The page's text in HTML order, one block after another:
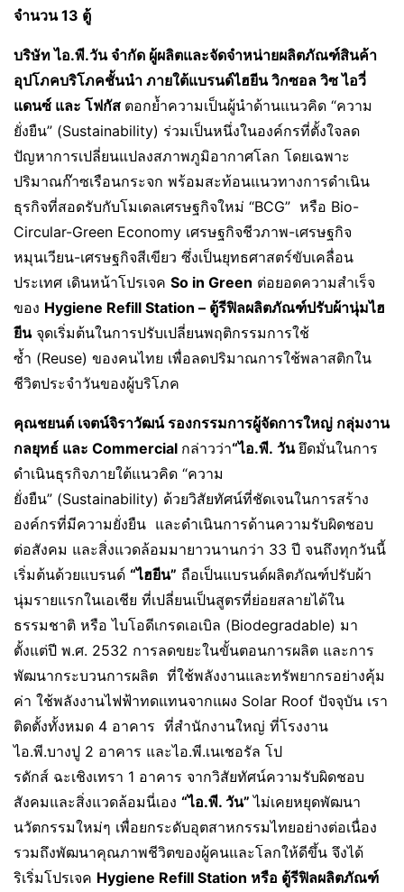
จำนวน 13 ตู้
บริษัท ไอ.พี.วัน จำกัด ผู้ผลิตและจัดจำหน่ายผลิตภัณฑ์สินค้า
อุปโภคบริโภคชั้นนำ ภายใต้แบรนด์ไฮยีน วิกซอล วิซ ไอวี่
แดนซ์ และ โฟกัส ตอกย้ำความเป็นผู้นำด้านแนวคิด “ความ
ยั่งยืน” (Sustainability) ร่วมเป็นหนึ่งในองค์กรที่ตั้งใจลด
ปัญหาการเปลี่ยนแปลงสภาพภูมิอากาศโลก โดยเฉพาะ
ปริมาณก๊าซเรือนกระจก พร้อมสะท้อนแนวทางการดำเนิน
ธุรกิจที่สอดรับกับโมเดลเศรษฐกิจใหม่ “BCG” หรือ Bio-
Circular-Green Economy เศรษฐกิจชีวภาพ-เศรษฐกิจ
หมุนเวียน-เศรษฐกิจสีเขียว ซึ่งเป็นยุทธศาสตร์ขับเคลื่อน
ประเทศ เดินหน้าโปรเจค So in Green ต่อยอดความสำเร็จ
ของ Hygiene Refill Station – ตู้รีฟิลผลิตภัณฑ์ปรับผ้านุ่มไฮ
ยีนจุดเริ่มต้นในการปรับเปลี่ยนพฤติกรรมการใช้
ซ้ำ (Reuse) ของคนไทย เพื่อลดปริมาณการใช้พลาสติกใน
ชีวิตประจำวันของผู้บริโภค
คุณชยนต์ เจตน์จิราวัฒน์ รองกรรมการผู้จัดการใหญ่ กลุ่มงาน
กลยุทธ์ และ Commercial กล่าวว่า“ไอ.พี. วันยึดมั่นในการ
ดำเนินธุรกิจภายใต้แนวคิด “ความ
ยั่งยืน” (Sustainability) ด้วยวิสัยทัศน์ที่ชัดเจนในการสร้าง
องค์กรที่มีความยั่งยืน และดำเนินการด้านความรับผิดชอบ
ต่อสังคม และสิ่งแวดล้อมมายาวนานกว่า 33 ปี จนถึงทุกวันนี้
เริ่มต้นด้วยแบรนด์ “ไฮยีน” ถือเป็นแบรนด์ผลิตภัณฑ์ปรับผ้า
นุ่มรายแรกในเอเชีย ที่เปลี่ยนเป็นสูตรที่ย่อยสลายได้ใน
ธรรมชาติ หรือ ไบโอดีเกรดเอเบิล (Biodegradable) มา
ตั้งแต่ปี พ.ศ. 2532 การลดขยะในขั้นตอนการผลิต และการ
พัฒนากระบวนการผลิต ที่ใช้พลังงานและทรัพยากรอย่างคุ้ม
ค่า ใช้พลังงานไฟฟ้าทดแทนจากแผง Solar Roof ปัจจุบัน เรา
ติดตั้งทั้งหมด 4 อาคาร ที่สำนักงานใหญ่ ที่โรงงาน
ไอ.พี.บางปู 2 อาคาร และไอ.พี.เนเชอรัล โป
รดักส์ ฉะเชิงเทรา 1 อาคาร จากวิสัยทัศน์ความรับผิดชอบ
สังคมและสิ่งแวดล้อมนี่เอง “ไอ.พี. วัน”ไม่เคยหยุดพัฒนา
นวัตกรรมใหม่ๆ เพื่อยกระดับอุตสาหกรรมไทยอย่างต่อเนื่อง
รวมถึงพัฒนาคุณภาพชีวิตของผู้คนและโลกให้ดีขึ้น จึงได้
ริเริ่มโปรเจค Hygiene Refill Station หรือ ตู้รีฟิลผลิตภัณฑ์